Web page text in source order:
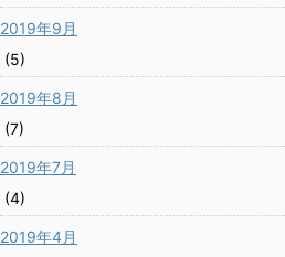
2019年9月
(5)
2019年8月
(7)
2019年7月
(4)
2019年4月